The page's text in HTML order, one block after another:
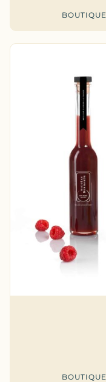
BOUTIQUE
BOUTIQUE